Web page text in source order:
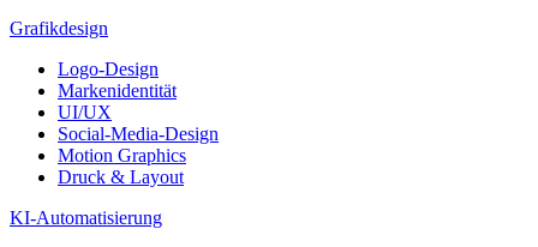
Grafikdesign
Logo-Design
Markenidentität
UI/UX
Social-Media-Design
Motion Graphics
Druck & Layout
KI-Automatisierung